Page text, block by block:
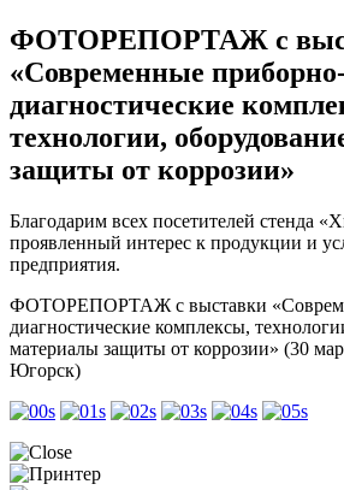
ФОТОРЕПОРТАЖ с
«Современные
диагностические
технологии,
защиты от коррозии»
Благодарим всех посетителей стенда
проявленный интерес к продукции и
предприятия.
ФОТОРЕПОРТАЖ с выставки
диагностические комплексы,
материалы защиты от коррозии» (30
Югорск)